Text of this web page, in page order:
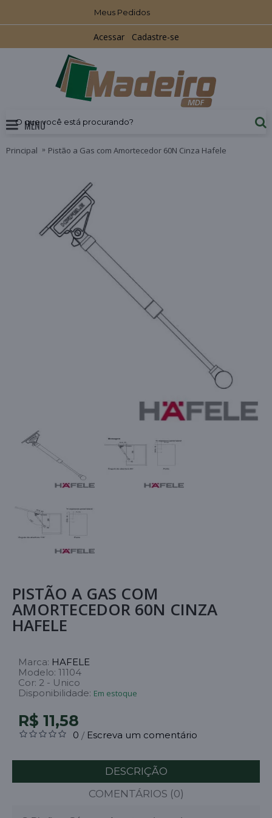
Meus Pedidos
Acessar Cadastre-se
MENU
Principal Pistão a Gas com Amortecedor 60N Cinza Hafele
PISTÃO A GAS COM
AMORTECEDOR 60N CINZA
HAFELE
Marca: HAFELE
Modelo: 11104
Cor: 2 - Unico
Disponibilidade: Em estoque
R$ 11,58
0 / Escreva um comentário
DESCRIÇÃO
COMENTÁRIOS (0)